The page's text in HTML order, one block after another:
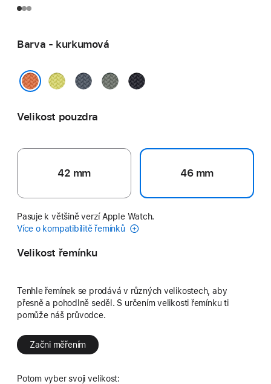
Barva - kurkumová
neonověocelovězelenošedá
temně
Velikost pouzdra
42 mm 46 mm
Pasuje k většině verzí Apple Watch.
Více o kompatibilitě řemínků
Velikost řemínku
Tenhle řemínek se prodává v různých velikostech, aby
přesně a pohodlně seděl. S určením velikosti řemínku ti
pomůže náš průvodce.
Začni měřením
Potom vyber svoji velikost: